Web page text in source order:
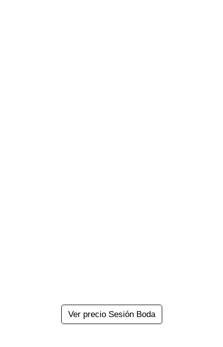
Ver precio Sesión Boda